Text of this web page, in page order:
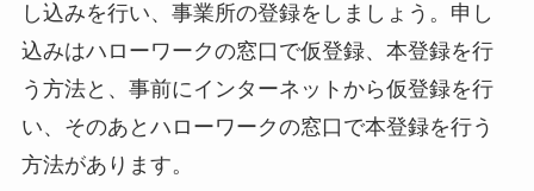
し込みを行い、事業所の登録をしましょう。申し
込みはハローワークの窓口で仮登録、本登録を行
う方法と、事前にインターネットから仮登録を行
い、そのあとハローワークの窓口で本登録を行う
方法があります。